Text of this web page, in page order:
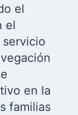
el
el
en la
familias